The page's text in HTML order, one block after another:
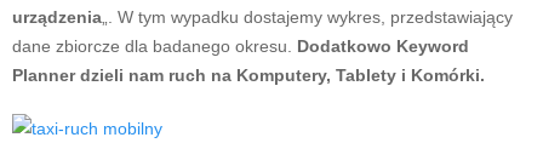
urządzenia „. W tym wypadku dostajemy wykres, przedstawiający
dane zbiorcze dla badanego okresu. Dodatkowo Keyword
Planner dzieli nam ruch na Komputery, Tablety i Komórki.